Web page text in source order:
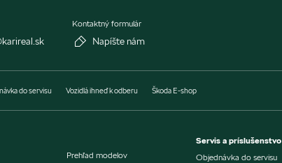
Kontaktný formulár
Napíšte nám
do servisu Vozidlá ihneď k odberu Škoda E-shop
Prehľad modelov
Servis a príslušenstvo
Objednávka do servisu